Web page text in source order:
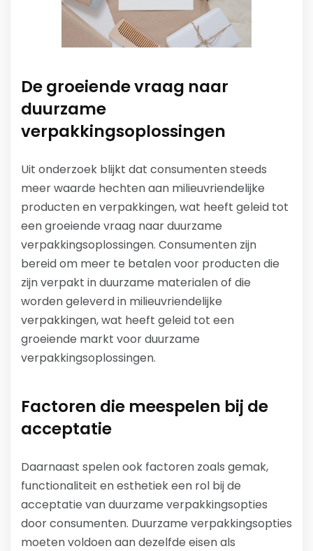
De groeiende vraag naar
duurzame
verpakkingsoplossingen
Uit onderzoek blijkt dat consumenten steeds
meer waarde hechten aan milieuvriendelijke
producten en verpakkingen, wat heeft geleid tot
een groeiende vraag naar duurzame
verpakkingsoplossingen. Consumenten zijn
bereid om meer te betalen voor producten die
zijn verpakt in duurzame materialen of die
worden geleverd in milieuvriendelijke
verpakkingen, wat heeft geleid tot een
groeiende markt voor duurzame
verpakkingsoplossingen.
Factoren die meespelen bij de
acceptatie
Daarnaast spelen ook factoren zoals gemak,
functionaliteit en esthetiek een rol bij de
acceptatie van duurzame verpakkingsopties
door consumenten. Duurzame verpakkingsopties
moeten voldoen aan dezelfde eisen als